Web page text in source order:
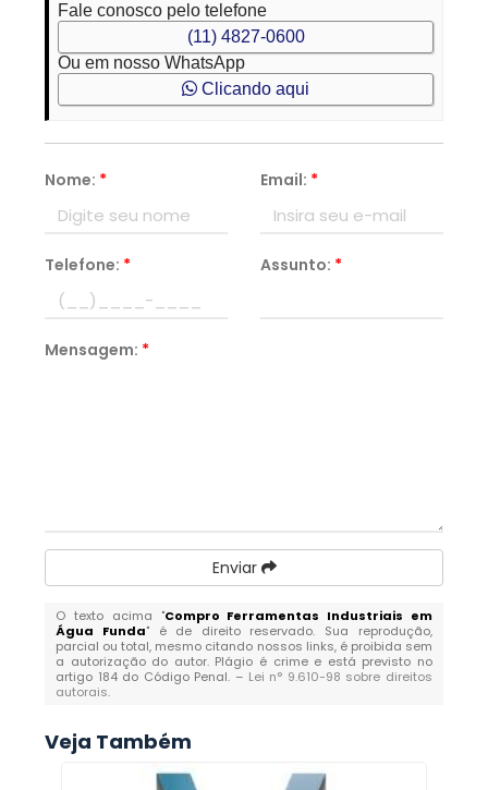
Fale conosco pelo telefone
(11) 4827-0600
Ou em nosso WhatsApp
Clicando aqui
Nome: * Email: *
Telefone: * Assunto: *
Mensagem: *
Enviar
O texto acima "Compro Ferramentas Industriais em
Água Funda" é de direito reservado. Sua reprodução,
parcial ou total, mesmo citando nossos links, é proibida sem
a autorização do autor. Plágio é crime e está previsto no
artigo 184 do Código Penal. – Lei n° 9.610-98 sobre direitos
autorais.
Veja Também